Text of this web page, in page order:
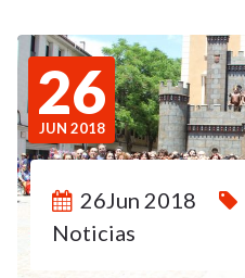
26
JUN 2018
26Jun 2018
Noticias